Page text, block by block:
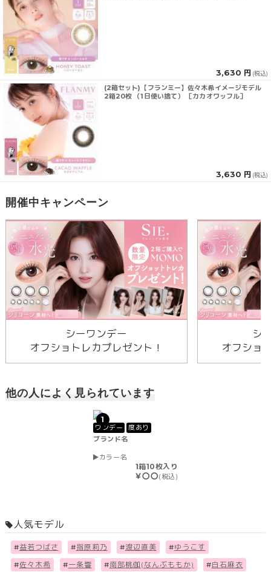
3,630 円 (税込)
(2箱セット)【フランミー】佐々木希イメージモデル
2箱20枚 （1日使い捨て） ［カカオワッフル］
3,630 円 (税込)
開催中キャンペーン
シーワンデー
オフショトレカプレゼント！
シ
オフショ
他の人によく見られています
1
ワンデー
度あり
ブランド名
カラー名
1箱10枚入り
￥〇〇(税込)
人気モデル
#益若つばさ #指原莉乃 #渡辺直美 #ゆうこす
#佐々木希 #一条響 #南部桃伽(なんぶももか) #白石麻衣